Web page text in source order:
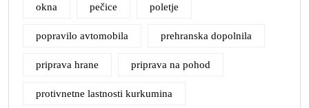
okna pečice poletje
popravilo avtomobila prehranska dopolnila
priprava hrane priprava na pohod
protivnetne lastnosti kurkumina